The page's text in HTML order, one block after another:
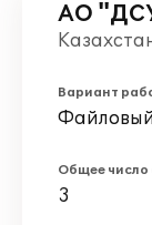
АО
Вариант
Файловый
Общее число
3